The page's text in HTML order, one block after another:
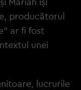
producătorul
ar fi fost
unei
lucrurile